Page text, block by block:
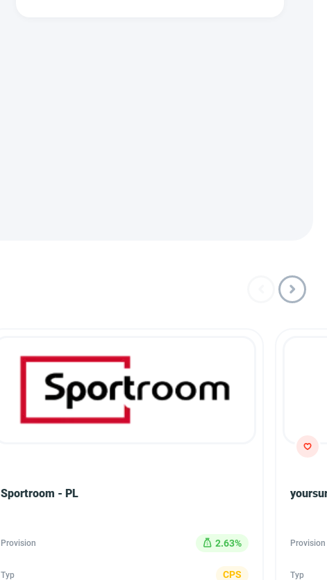
Sportroom - PL
Provision 2.63%
Typ CPS
Provision
Typ